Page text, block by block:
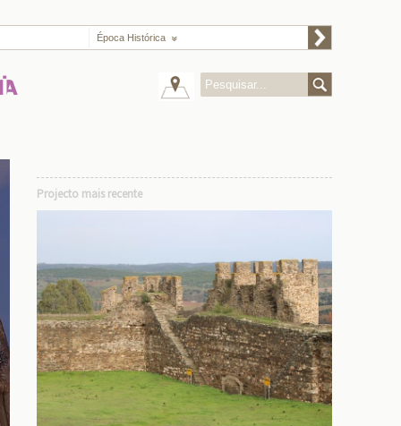
Época Histórica
Projecto mais recente